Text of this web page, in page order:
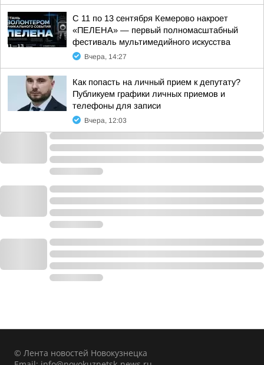
С 11 по 13 сентября Кемерово накроет
«ПЕЛЕНА» — первый полномасштабный
фестиваль мультимедийного искусства
Вчера, 14:27
Как попасть на личный прием к депутату?
Публикуем графики личных приемов и
телефоны для записи
Вчера, 12:03
© Лента новостей Новокузнецка